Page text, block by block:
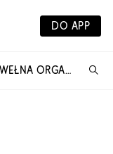
DO APP
SKARPETKI DZIECIĘCE (7 PAR), BAWEŁNA ORGANICZNA